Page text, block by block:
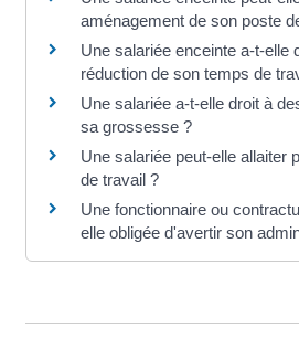
aménagement de son poste
Une salariée enceinte a-t-elle
réduction de son temps de
Une salariée a-t-elle droit à
sa grossesse ?
Une salariée peut-elle allaiter
de travail ?
Une fonctionnaire ou
elle obligée d'avertir son